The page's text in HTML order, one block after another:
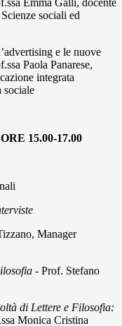
Emma Galli, docente
sociali ed
e le nuove
Paola Panarese,
integrata
sociale
15.00-17.00
Manager
- Prof. Stefano
di Lettere e Filosofia:
Monica Cristina